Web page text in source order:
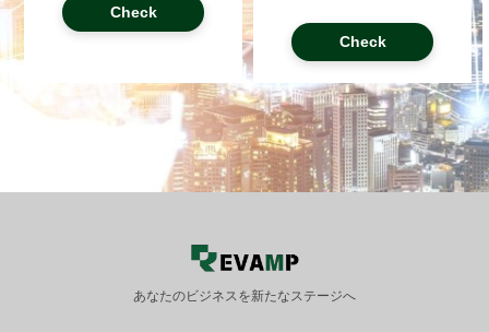
Check
Check
あなたのビジネスを新たなステージへ